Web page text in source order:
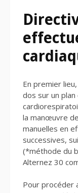
En premier
dos sur un plan
la manœuvre
manuelles en
successives,
(*méthode du
Alternez 30
Pour procéder